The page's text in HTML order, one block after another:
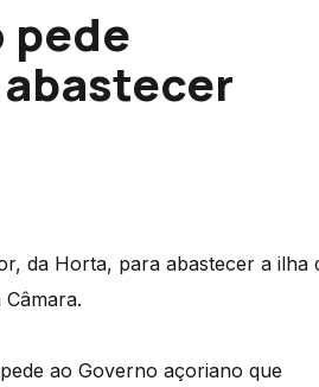
pede
da Horta, para abastecer a ilha
ao Governo açoriano que